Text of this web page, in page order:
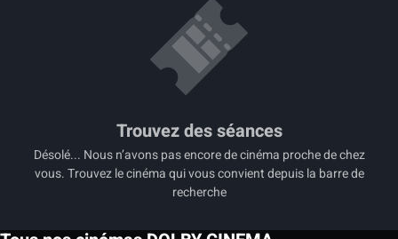
Trouvez des séances
Désolé... Nous n’avons pas encore de cinéma proche de chez
vous. Trouvez le cinéma qui vous convient depuis la barre de
recherche